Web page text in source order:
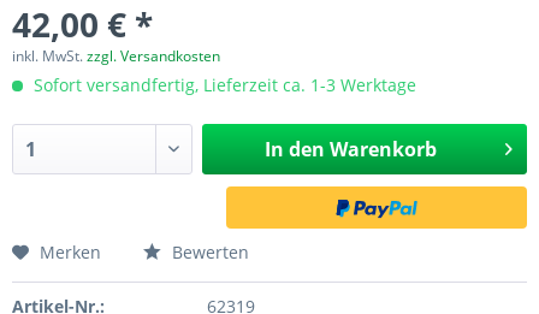
42,00 € *
inkl. MwSt.zzgl. Versandkosten
Sofort versandfertig, Lieferzeit ca. 1-3 Werktage
In den Warenkorb
Merken Bewerten
Artikel-Nr.: 62319